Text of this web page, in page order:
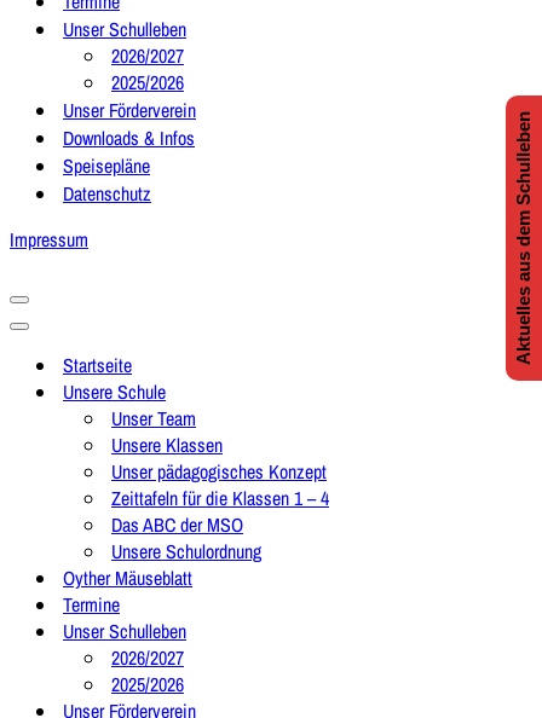
Unser Schulleben
2026/2027
2025/2026
Unser Förderverein
Downloads & Infos
Speisepläne
Datenschutz
Impressum
Navigationsmenü
Navigationsmenü
Startseite
Unsere Schule
Unser Team
Unsere Klassen
Unser pädagogisches Konzept
Zeittafeln für die Klassen 1 – 4
Das ABC der MSO
Unsere Schulordnung
Oyther Mäuseblatt
Termine
Unser Schulleben
2026/2027
2025/2026
Unser Förderverein
Aktuelles aus dem Schulleben